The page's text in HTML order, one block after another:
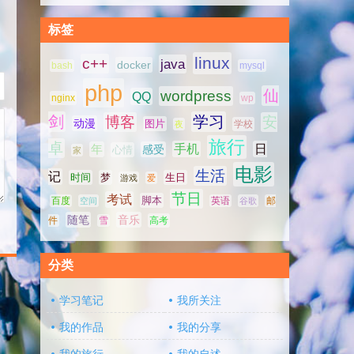
标签
bash c++ docker java linux mysql
nginx php QQ wordpress wp
仙
剑
动漫 博客 图片 夜 学习 学校
安
卓
家 年 心情 感受 手机 旅行 日
记 时间 梦 游戏 爱 生日 生活 电影
百度 空间 考试 脚本 节日 英语 谷歌 邮
件 随笔 雪 音乐 高考
分类
学习笔记 我所关注
我的作品 我的分享